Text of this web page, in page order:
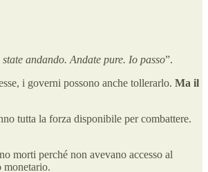
state andando. Andate pure. Io passo”.
i governi possono anche tollerarlo. Ma il
tutta la forza disponibile per combattere.
morti perché non avevano accesso al
monetario.